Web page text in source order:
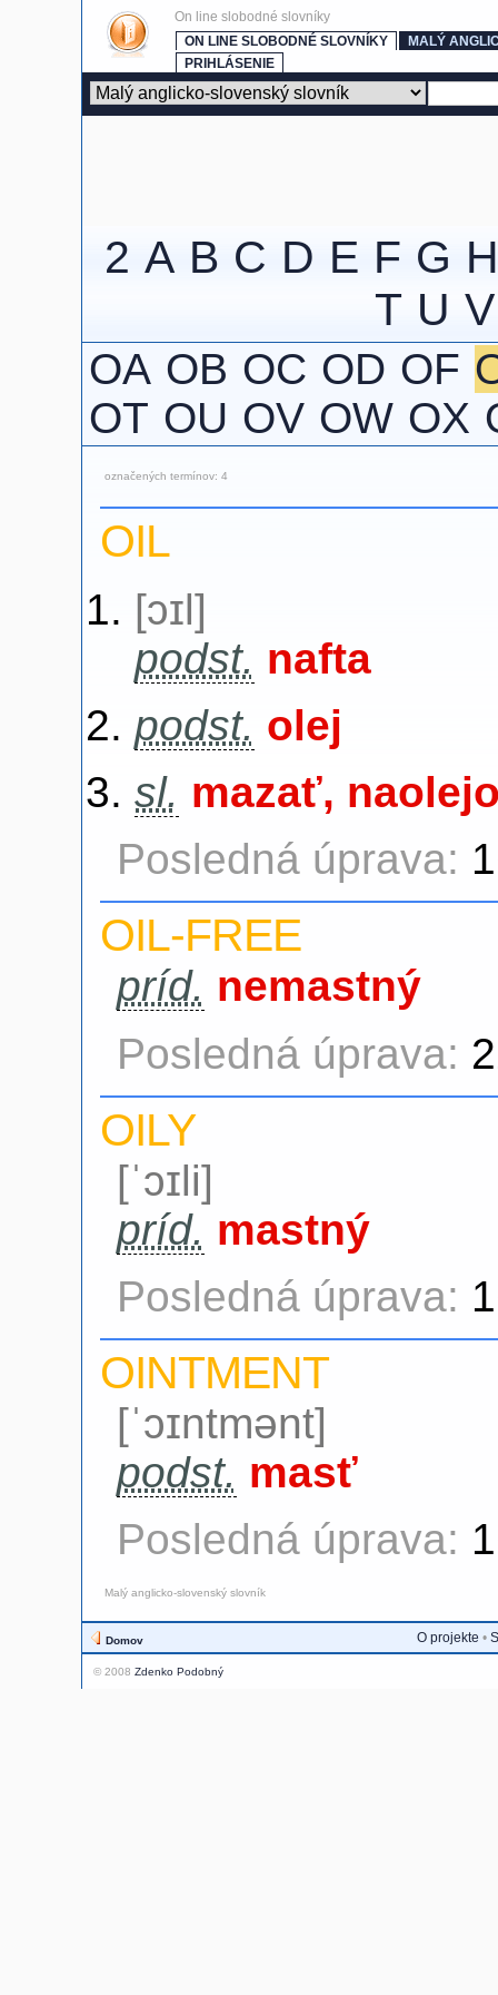
On line slobodné slovníky
ON LINE SLOBODNÉ SLOVNÍKY
MALÝ
PRIHLÁSENIE
2 A B C D E F G H
T U V
OA OB OC OD OF
OT OU OV OW OX
označených termínov: 4
OIL
[ɔɪl]
podst. nafta
podst. olej
sl. mazať,
Posledná úprava:
OIL-FREE
príd. nemastný
Posledná úprava:
OILY
[ˈɔɪli]
príd. mastný
Posledná úprava:
OINTMENT
[ˈɔɪntmənt]
podst. masť
Posledná úprava:
Malý anglicko-slovenský slovník
Domov O projekte •
© 2008 Zdenko Podobný